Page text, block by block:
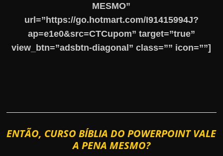
MESMO”
url=”https://go.hotmart.com/I91415994J?
ap=e1e0&src=CTCupom” target=”true”
view_btn=”adsbtn-diagonal” class=”” icon=””]
ENTÃO, CURSO BÍBLIA DO POWERPOINT VALE
A PENA MESMO?